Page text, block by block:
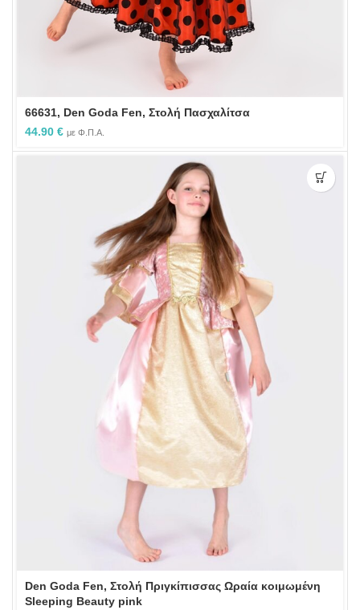
66631, Den Goda Fen, Στολή Πασχαλίτσα
44.90 € με Φ.Π.Α.
Den Goda Fen, Στολή Πριγκίπισσας Ωραία κοιμωμένη
Sleeping Beauty pink